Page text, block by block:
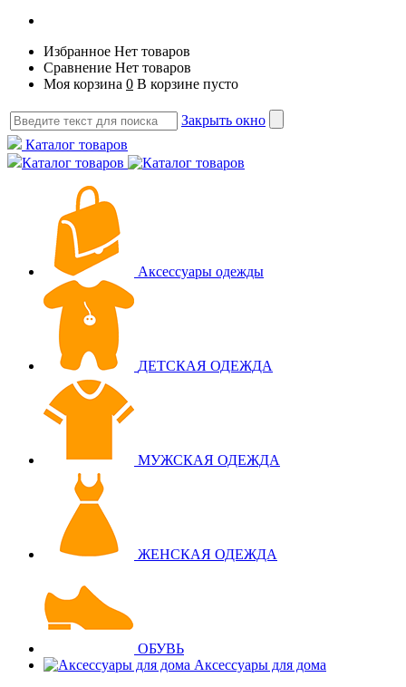
Избранное Нет товаров
Сравнение Нет товаров
Моя корзина 0 В корзине пусто
Закрыть окно
Каталог товаров
Каталог товаров
Аксессуары одежды
ДЕТСКАЯ ОДЕЖДА
МУЖСКАЯ ОДЕЖДА
ЖЕНСКАЯ ОДЕЖДА
ОБУВЬ
Аксессуары для дома